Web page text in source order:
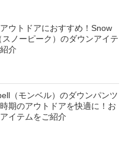
ウトドアにおすすめ！Snow
スノーピーク）のダウンアイテ
介
（モンベル）のダウンパンツ
期のアウトドアを快適に！お
イテムをご紹介